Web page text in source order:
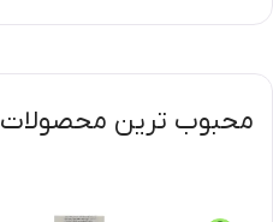
محبوب ترین محصولات